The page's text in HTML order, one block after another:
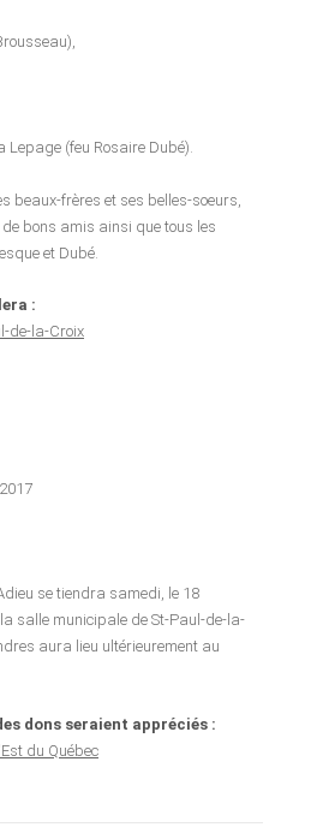
Lepage (feu Rosaire Dubé).
beaux-frères et ses belles-soeurs,
bons amis ainsi que tous les
et Dubé.
:
de-la-Croix
se tiendra samedi, le 18
salle municipale de St-Paul-de-la-
aura lieu ultérieurement au
dons seraient appréciés :
du Québec